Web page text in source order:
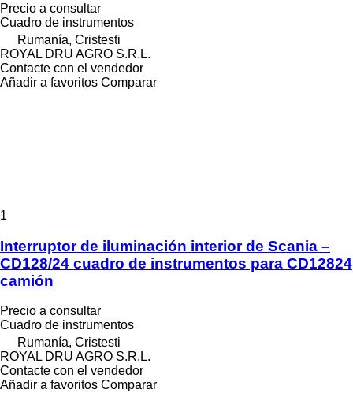
Precio a consultar
Cuadro de instrumentos
Rumanía, Cristesti
ROYAL DRU AGRO S.R.L.
Contacte con el vendedor
Añadir a favoritos Comparar
1
Interruptor de iluminación interior de Scania –
CD128/24 cuadro de instrumentos para CD12824
camión
Precio a consultar
Cuadro de instrumentos
Rumanía, Cristesti
ROYAL DRU AGRO S.R.L.
Contacte con el vendedor
Añadir a favoritos Comparar